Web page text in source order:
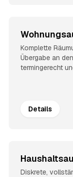
Komplette
Übergabe an
termingerecht
Details
Diskrete,